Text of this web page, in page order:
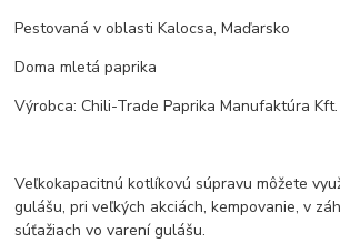
Pestovaná v oblasti Kalocsa, Maďarsko
Doma mletá paprika
Výrobca: Chili-Trade Paprika Manufaktúra Kft.
Veľkokapacitnú kotlíkovú súpravu môžete
gulášu, pri veľkých akciách, kempovanie, v
súťažiach vo varení gulášu.